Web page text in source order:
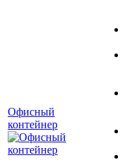
Офисный
контейнер